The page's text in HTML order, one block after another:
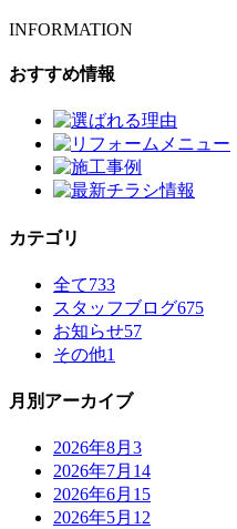
INFORMATION
おすすめ情報
カテゴリ
全て733
スタッフブログ675
お知らせ57
その他1
月別アーカイブ
2026年8月 3
2026年7月 14
2026年6月 15
2026年5月 12